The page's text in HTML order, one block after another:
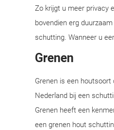
Zo krijgt u meer privacy
bovendien erg
schutting. Wanneer u
Grenen
Grenen is een
Nederland bij een
Grenen heeft een
een grenen hout